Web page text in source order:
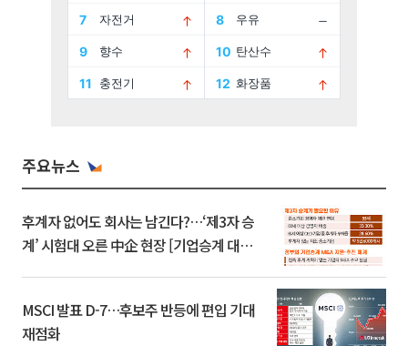
주요뉴스
후계자 없어도 회사는 남긴다?…‘제3자 승
계’ 시험대 오른 中企 현장 [기업승계 대전
MSCI 발표 D-7…후보주 반등에 편입 기대
재점화